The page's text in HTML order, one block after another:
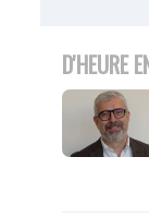
D'HEURE